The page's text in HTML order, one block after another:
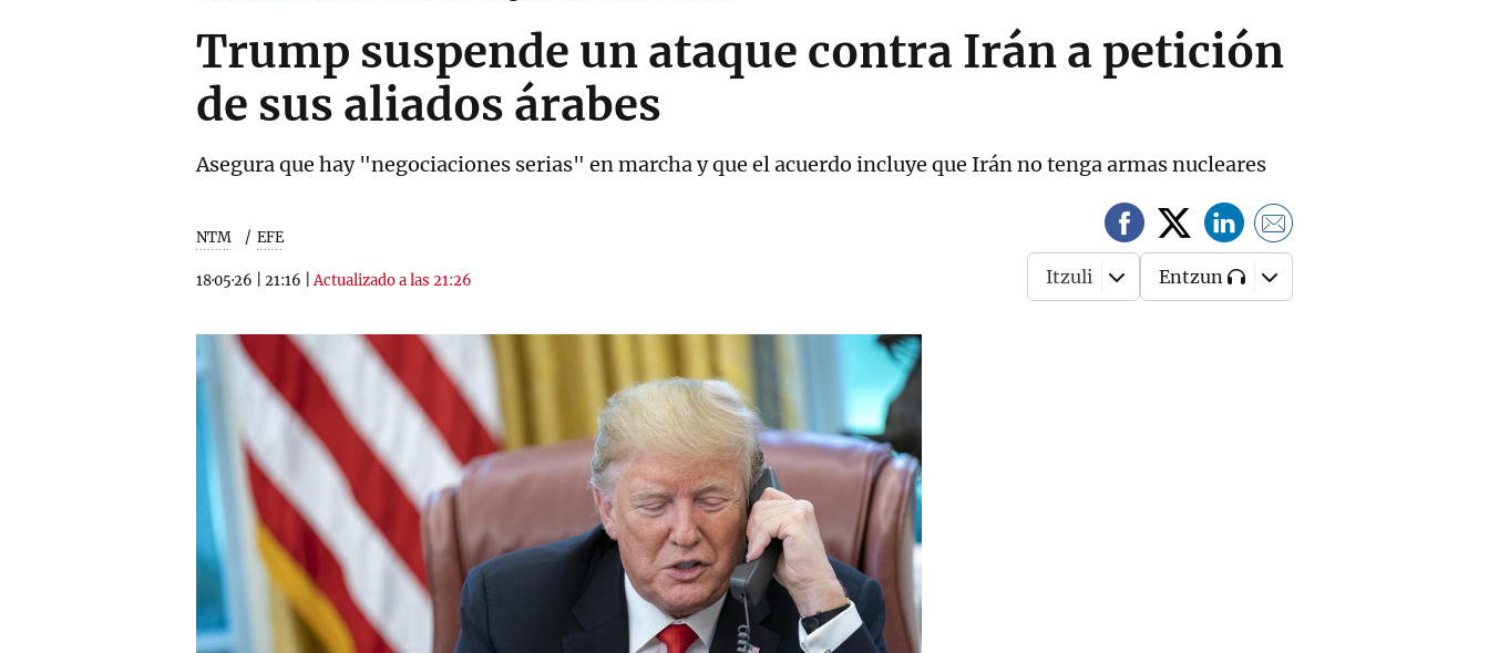
Trump suspende un ataque contra Irán a petición
de sus aliados árabes
Asegura que hay "negociaciones serias" en marcha y que el acuerdo incluye que Irán no tenga armas nucleares
NTM EFE
18·05·26 21:16 |Actualizado a las 21:26 Itzuli Entzun